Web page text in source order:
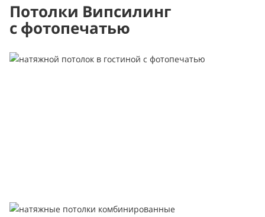
Потолки Випсилинг
с фотопечатью